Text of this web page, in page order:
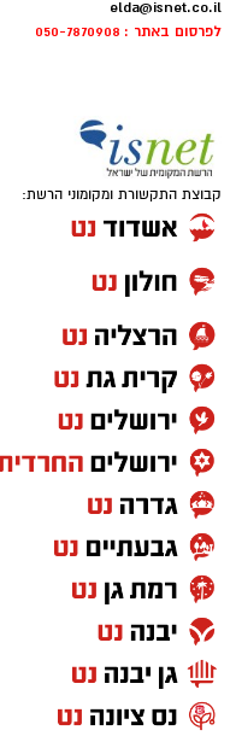
elda@isnet.co.il
לפרסום באתר : 050-7870908
קבוצת התקשורת ומקומוני הרשת: